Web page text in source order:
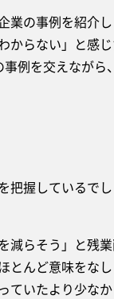
の事例を紹介
からない」と感
例を交えなが
握しているで
らそう」と残
とんど意味をな
ていたより少な